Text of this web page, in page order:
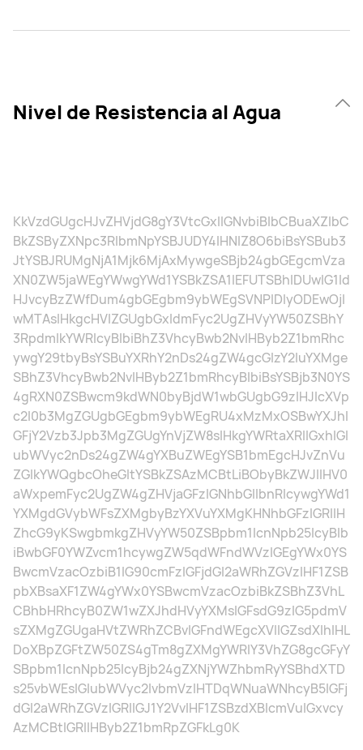
Nivel de Resistencia al Agua
KkVzdGUgcHJvZHVjdG8gY3VtcGxlIGNvbiBlbCBuaXZlbC
BkZSByZXNpc3RlbmNpYSBJUDY4IHNlZ8O6biBsYSBub3
JtYSBJRUMgNjA1Mjk6MjAxMywgeSBjb24gbGEgcmVza
XN0ZW5jaWEgYWwgYWd1YSBkZSA1IEFUTSBhIDUwIG1ld
HJvcyBzZWfDum4gbGEgbm9ybWEgSVNPIDIyODEwOjI
wMTAsIHkgcHVlZGUgbGxldmFyc2UgZHVyYW50ZSBhY
3RpdmlkYWRlcyBlbiBhZ3VhcyBwb2NvIHByb2Z1bmRhc
ywgY29tbyBsYSBuYXRhY2nDs24gZW4gcGlzY2luYXMge
SBhZ3VhcyBwb2NvIHByb2Z1bmRhcyBlbiBsYSBjb3N0YS
4gRXN0ZSBwcm9kdWN0byBjdW1wbGUgbG9zIHJlcXVp
c2l0b3MgZGUgbGEgbm9ybWEgRU4xMzMxOSBwYXJhI
GFjY2Vzb3Jpb3MgZGUgYnVjZW8sIHkgYWRtaXRlIGxhIGl
ubWVyc2nDs24gZW4gYXBuZWEgYSB1bmEgcHJvZnVu
ZGlkYWQgbcOheGltYSBkZSAzMCBtLiBObyBkZWJlIHV0
aWxpemFyc2UgZW4gZHVjaGFzIGNhbGllbnRlcywgYWd1
YXMgdGVybWFsZXMgbyBzYXVuYXMgKHNhbGFzIGRlIH
ZhcG9yKSwgbmkgZHVyYW50ZSBpbm1lcnNpb25lcyBlb
iBwbGF0YWZvcm1hcywgZW5qdWFndWVzIGEgYWx0YS
BwcmVzacOzbiB1IG90cmFzIGFjdGl2aWRhZGVzIHF1ZSB
pbXBsaXF1ZW4gYWx0YSBwcmVzacOzbiBkZSBhZ3VhL
CBhbHRhcyB0ZW1wZXJhdHVyYXMsIGFsdG9zIG5pdmV
sZXMgZGUgaHVtZWRhZCBvIGFndWEgcXVlIGZsdXlhIHL
DoXBpZGFtZW50ZS4gTm8gZXMgYWRlY3VhZG8gcGFyY
SBpbm1lcnNpb25lcyBjb24gZXNjYWZhbmRyYSBhdXTD
s25vbWEsIGlubWVyc2lvbmVzIHTDqWNuaWNhcyB5IGFj
dGl2aWRhZGVzIGRlIGJ1Y2VvIHF1ZSBzdXBlcmVuIGxvcy
AzMCBtIGRlIHByb2Z1bmRpZGFkLg0K